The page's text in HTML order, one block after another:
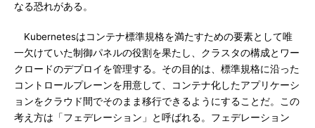
なる恐れがある。
Kubernetesはコンテナ標準規格を満たすための要素として唯
一欠けていた制御パネルの役割を果たし、クラスタの構成とワー
クロードのデプロイを管理する。その目的は、標準規格に沿った
コントロールプレーンを用意して、コンテナ化したアプリケーシ
ョンをクラウド間でそのまま移行できるようにすることだ。この
考え方は「フェデレーション」と呼ばれる。フェデレーション